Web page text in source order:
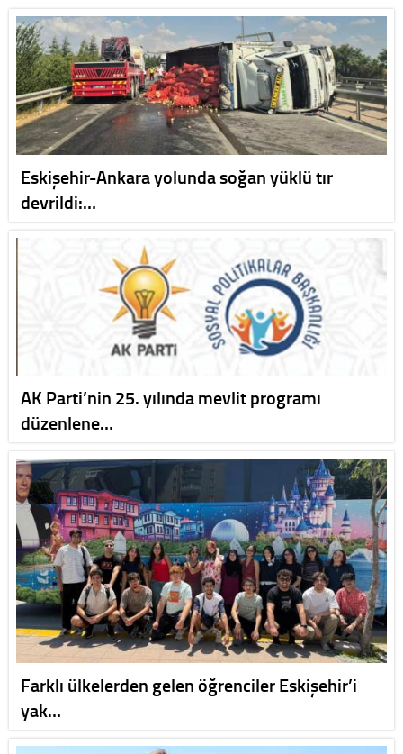
Eskişehir-Ankara yolunda soğan yüklü tır
devrildi:…
AK Parti’nin 25. yılında mevlit programı
düzenlene…
Farklı ülkelerden gelen öğrenciler Eskişehir’i
yak…